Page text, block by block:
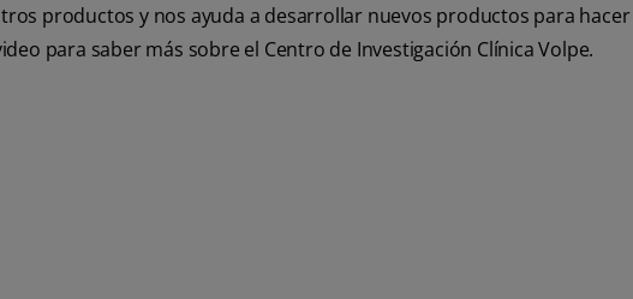
productos y nos ayuda a desarrollar nuevos productos para
para saber más sobre el Centro de Investigación Clínica Volpe.